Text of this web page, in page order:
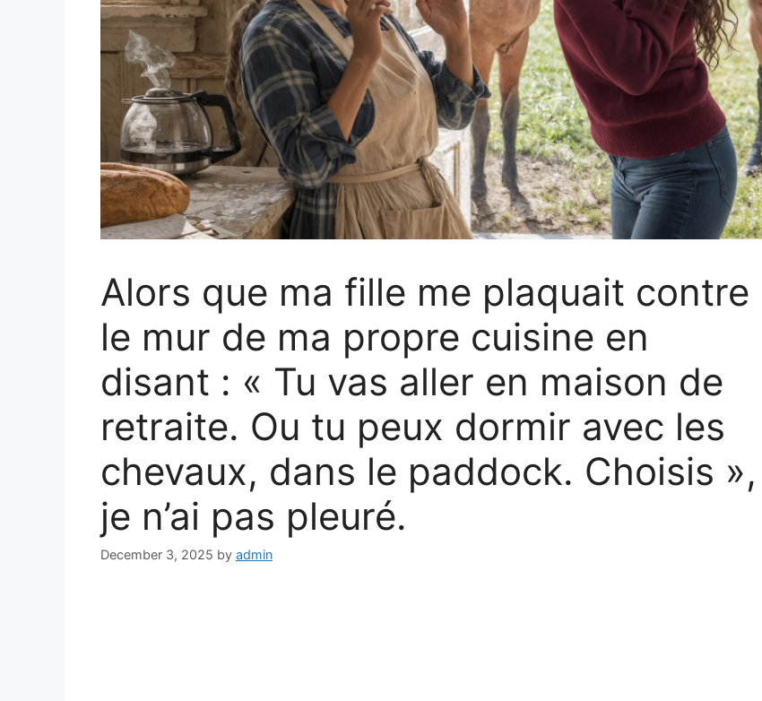
Alors que ma fille me plaquait contre
le mur de ma propre cuisine en
disant : « Tu vas aller en maison de
retraite. Ou tu peux dormir avec les
chevaux, dans le paddock. Choisis »,
je n’ai pas pleuré.
December 3, 2025 by admin